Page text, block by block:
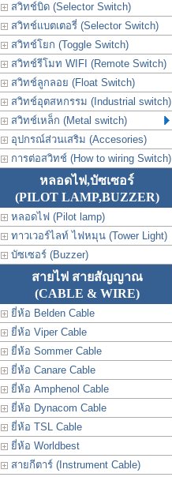
สวิทช์บิด (Selector Switch)
สวิทช์แบตเตอรี่ (Selector Switch)
สวิทช์โยก (Toggle Switch)
สวิทช์รีโมท WIFI (Remote Switch)
สวิทช์ลูกลอย (Float Switch)
สวิทช์อุตสหกรรม (Industrial switch)
สวิทช์เหล็ก (Metal switch)
อุปกรณ์ส่วนเสริม (Accesories)
การต่อสวิทช์ (How to wiring Switch)
หลอดไฟ,บัซเซอร์
(PILOT LAMP,BUZZER)
หลอดไฟ (Pilot lamp)
ทาวเวอร์ไลท์ ไฟหมุน (Tower Light)
บัซเซอร์ (Buzzer)
สายไฟ สายสัญญาณ
(CABLE & WIRE)
ยี่ห้อ Belden Cable
ยี่ห้อ Viper Cable
ยี่ห้อ Sommer Cable
ยี่ห้อ Canare Cable
ยี่ห้อ Amphenol Cable
ยี่ห้อ Dynacom Cable
ยี่ห้อ TSL Cable
ยี่ห้อ Worldbest
สายกีตาร์ (Instrument Cable)